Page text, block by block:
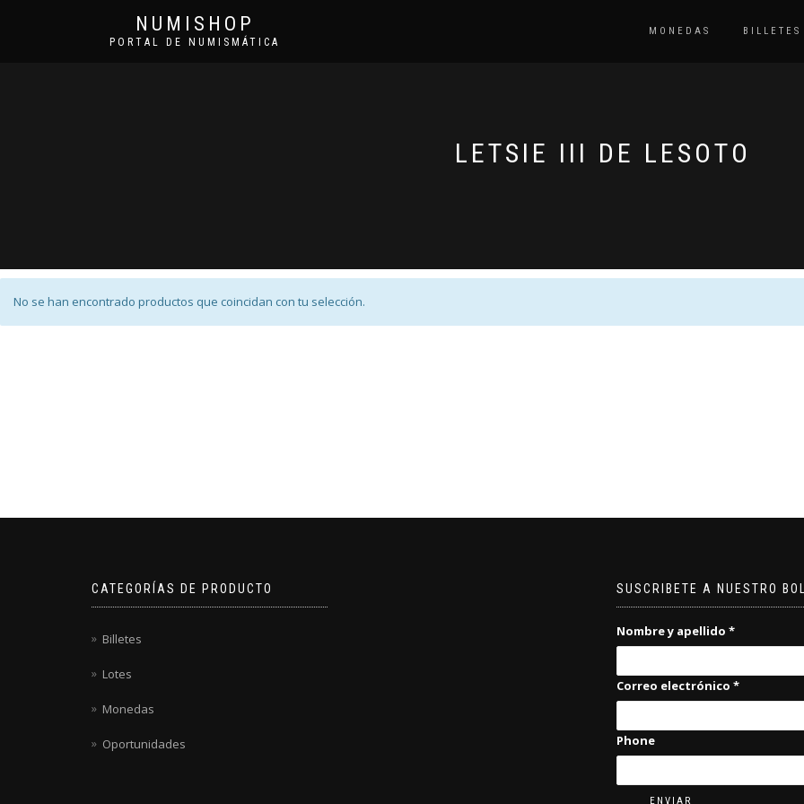
NUMISHOP
PORTAL DE NUMISMÁTICA
MONEDAS BILLETES
LETSIE III DE LESOTO
No se han encontrado productos que coincidan con tu selección.
CATEGORÍAS DE PRODUCTO
Billetes
Lotes
Monedas
Oportunidades
SUSCRIBETE A NUESTRO
Nombre y apellido *
Correo electrónico *
Phone
ENVIAR